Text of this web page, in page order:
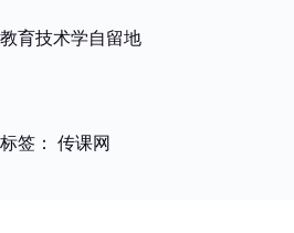
过
教育技术学自留地
标签： 传课网